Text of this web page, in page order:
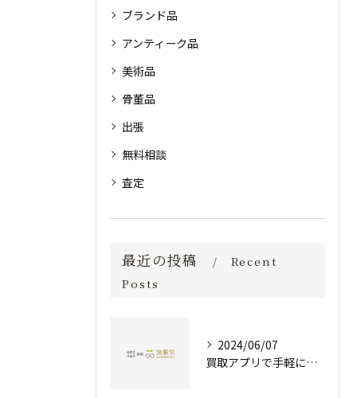
ブランド品
アンティーク品
美術品
骨董品
出張
無料相談
査定
最近の投稿
Recent
Posts
2024/06/07
買取アプリで手軽に現金化！あなたの不要品が宝物に変わる方法とは？